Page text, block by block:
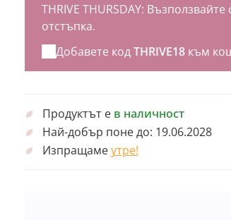
THRIVE THURSDAY:
отстъпка.
Добавете кодTHRIVE18към
Продуктът е в наличност
Най-добър поне до: 19.06.2028
Изпращамеутре!